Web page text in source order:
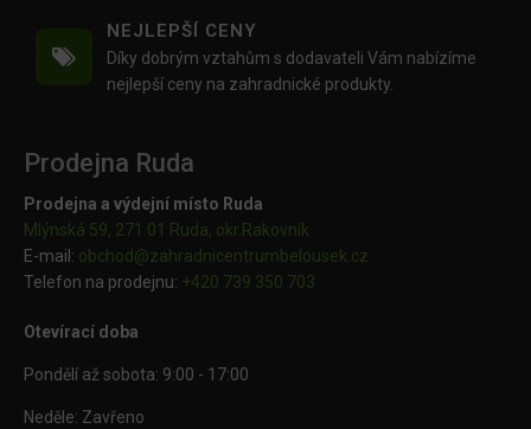
NEJLEPŠÍ CENY
Díky dobrým vztahům s dodavateli Vám nabízíme
nejlepší ceny na zahradnické produkty.
Prodejna Ruda
Prodejna a výdejní místo Ruda
Mlýnská 59, 271 01 Ruda, okr.Rakovník
E-mail: obchod@zahradnicentrumbelousek.cz
Telefon na prodejnu: +420 739 350 703
Otevírací doba
Pondělí až sobota: 9:00 - 17:00
Neděle: Zavřeno